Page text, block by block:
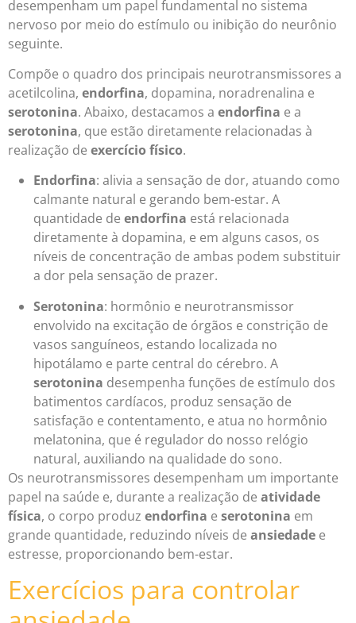
desempenham um papel fundamental no sistema
nervoso por meio do estímulo ou inibição do neurônio
seguinte.
Compõe o quadro dos principais neurotransmissores a
acetilcolina, endorfina, dopamina, noradrenalina e
serotonina. Abaixo, destacamos a endorfina e a
serotonina, que estão diretamente relacionadas à
realização de exercício físico.
Endorfina: alivia a sensação de dor, atuando como
calmante natural e gerando bem-estar. A
quantidade de endorfina está relacionada
diretamente à dopamina, e em alguns casos, os
níveis de concentração de ambas podem substituir
a dor pela sensação de prazer.
Serotonina: hormônio e neurotransmissor
envolvido na excitação de órgãos e constrição de
vasos sanguíneos, estando localizada no
hipotálamo e parte central do cérebro. A
serotonina desempenha funções de estímulo dos
batimentos cardíacos, produz sensação de
satisfação e contentamento, e atua no hormônio
melatonina, que é regulador do nosso relógio
natural, auxiliando na qualidade do sono.
Os neurotransmissores desempenham um importante
papel na saúde e, durante a realização de atividade
física, o corpo produz endorfina e serotonina em
grande quantidade, reduzindo níveis de ansiedade e
estresse, proporcionando bem-estar.
Exercícios para controlar